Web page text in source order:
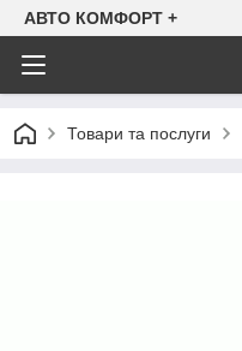
АВТО КОМФОРТ +
Товари та послуги